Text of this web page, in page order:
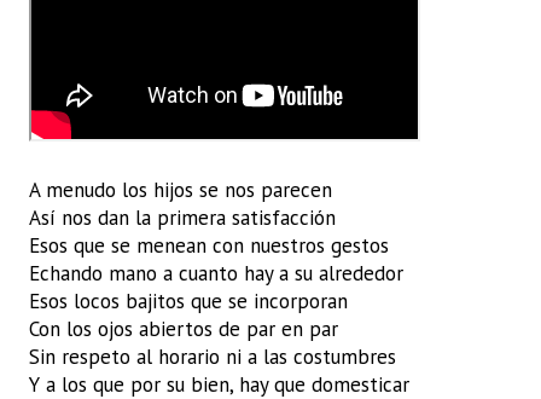
A menudo los hijos se nos parecen
Así nos dan la primera satisfacción
Esos que se menean con nuestros gestos
Echando mano a cuanto hay a su alrededor
Esos locos bajitos que se incorporan
Con los ojos abiertos de par en par
Sin respeto al horario ni a las costumbres
Y a los que por su bien, hay que domesticar